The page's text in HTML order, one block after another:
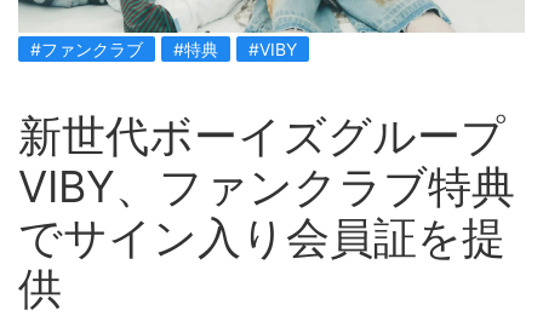
#ファンクラブ #特典 #VIBY
新世代ボーイズグループ
VIBY、ファンクラブ特典
でサイン入り会員証を提
供